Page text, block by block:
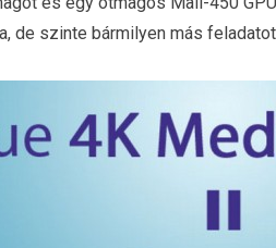
de szinte bármilyen más